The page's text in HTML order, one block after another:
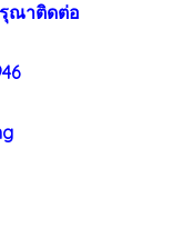
รุณาติดต่อ